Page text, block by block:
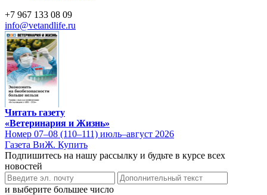
+7 967 133 08 09
info@vetandlife.ru
Читать газету
«Ветеринария и Жизнь»
Номер 07–08 (110–111) июль–август 2026
Газета ВиЖ. Купить
Подпишитесь на нашу рассылку и будьте в курсе всех
новостей
и выберите большее число